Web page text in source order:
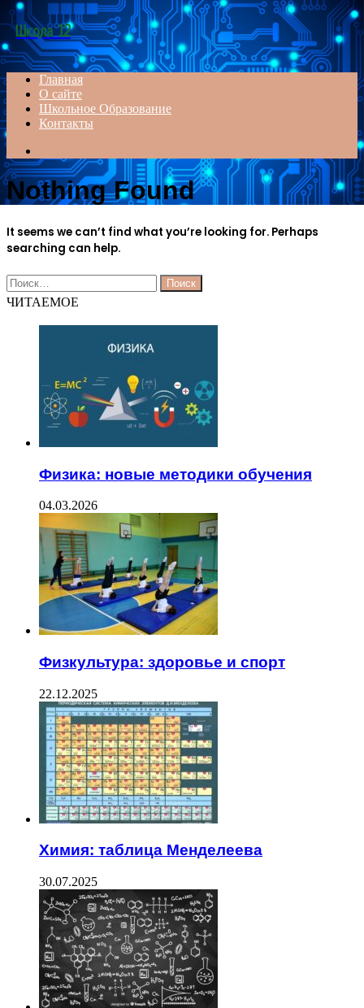
Menu
Школа 12
Главная
О сайте
Школьное Образование
Контакты
for
Nothing Found
It seems we can’t find what you’re looking for. Perhaps
searching can help.
Найти:
ЧИТАЕМОЕ
Физика: новые методики обучения
04.03.2026
Физкультура: здоровье и спорт
22.12.2025
Химия: таблица Менделеева
30.07.2025